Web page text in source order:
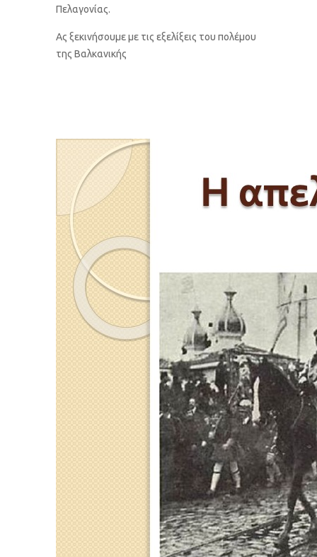
Πελαγονίας.
Ας ξεκινήσουμε με τις εξελίξεις του πολέμου
της Βαλκανικής